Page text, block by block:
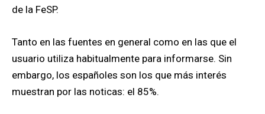
de la FeSP.
Tanto en las fuentes en general como en las que el
usuario utiliza habitualmente para informarse. Sin
embargo, los españoles son los que más interés
muestran por las noticas: el 85%.